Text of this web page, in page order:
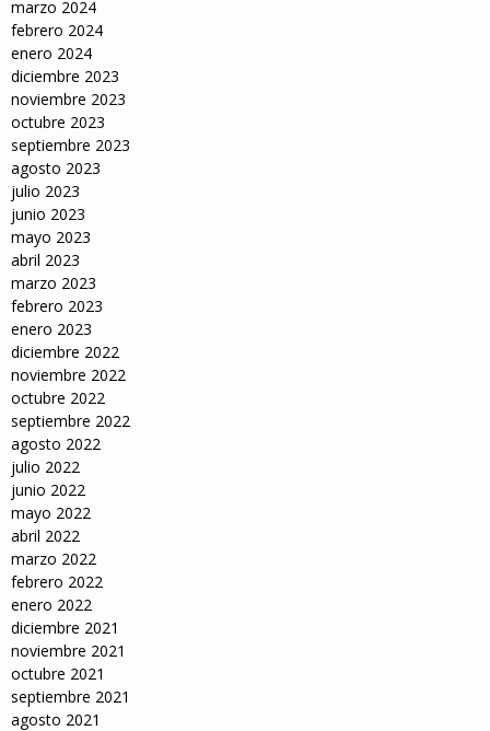
marzo 2024
febrero 2024
enero 2024
diciembre 2023
noviembre 2023
octubre 2023
septiembre 2023
agosto 2023
julio 2023
junio 2023
mayo 2023
abril 2023
marzo 2023
febrero 2023
enero 2023
diciembre 2022
noviembre 2022
octubre 2022
septiembre 2022
agosto 2022
julio 2022
junio 2022
mayo 2022
abril 2022
marzo 2022
febrero 2022
enero 2022
diciembre 2021
noviembre 2021
octubre 2021
septiembre 2021
agosto 2021